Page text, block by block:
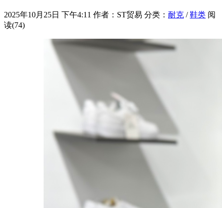
2025年10月25日 下午4:11 作者：ST贸易 分类： 耐克 /鞋类 阅
读(74)